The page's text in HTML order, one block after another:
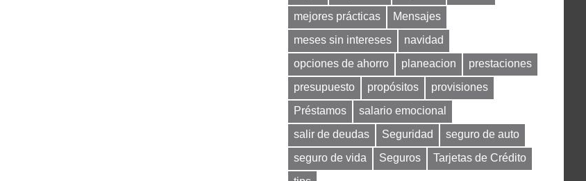
mejores prácticas
Mensajes
meses sin intereses
navidad
opciones de ahorro
planeacion
prestaciones
presupuesto
propósitos
provisiones
Préstamos
salario emocional
salir de deudas
Seguridad
seguro de auto
seguro de vida
Seguros
Tarjetas de Crédito